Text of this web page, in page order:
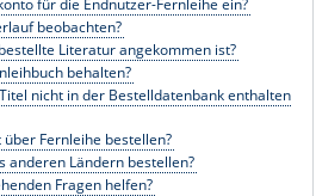
für die Endnutzer-Fernleihe ein?
beobachten?
Literatur angekommen ist?
behalten?
nicht in der Bestelldatenbank enthalten
Fernleihe bestellen?
anderen Ländern bestellen?
Fragen helfen?